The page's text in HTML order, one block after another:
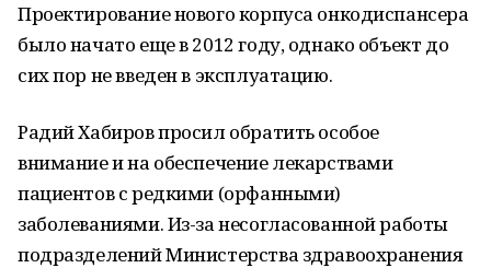
Проектирование нового корпуса онкодиспансера
было начато еще в 2012 году, однако объект до
сих пор не введен в эксплуатацию.
Радий Хабиров просил обратить особое
внимание и на обеспечение лекарствами
пациентов с редкими (орфанными)
заболеваниями. Из-за несогласованной работы
подразделений Министерства здравоохранения